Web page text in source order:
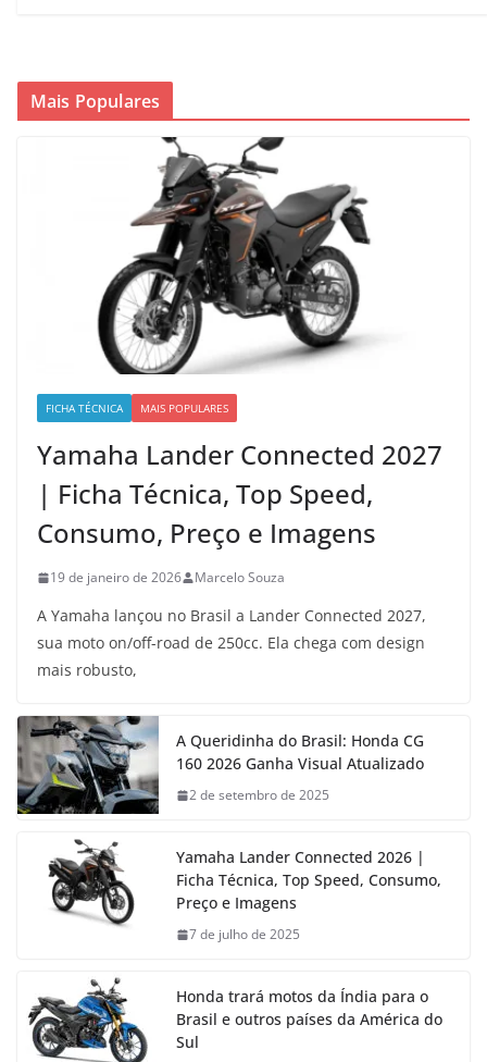
Mais Populares
FICHA TÉCNICA MAIS POPULARES
Yamaha Lander Connected 2027
| Ficha Técnica, Top Speed,
Consumo, Preço e Imagens
19 de janeiro de 2026 Marcelo Souza
A Yamaha lançou no Brasil a Lander Connected 2027,
sua moto on/off-road de 250cc. Ela chega com design
mais robusto,
A Queridinha do Brasil: Honda CG
160 2026 Ganha Visual Atualizado
2 de setembro de 2025
Yamaha Lander Connected 2026 |
Ficha Técnica, Top Speed, Consumo,
Preço e Imagens
7 de julho de 2025
Honda trará motos da Índia para o
Brasil e outros países da América do
Sul